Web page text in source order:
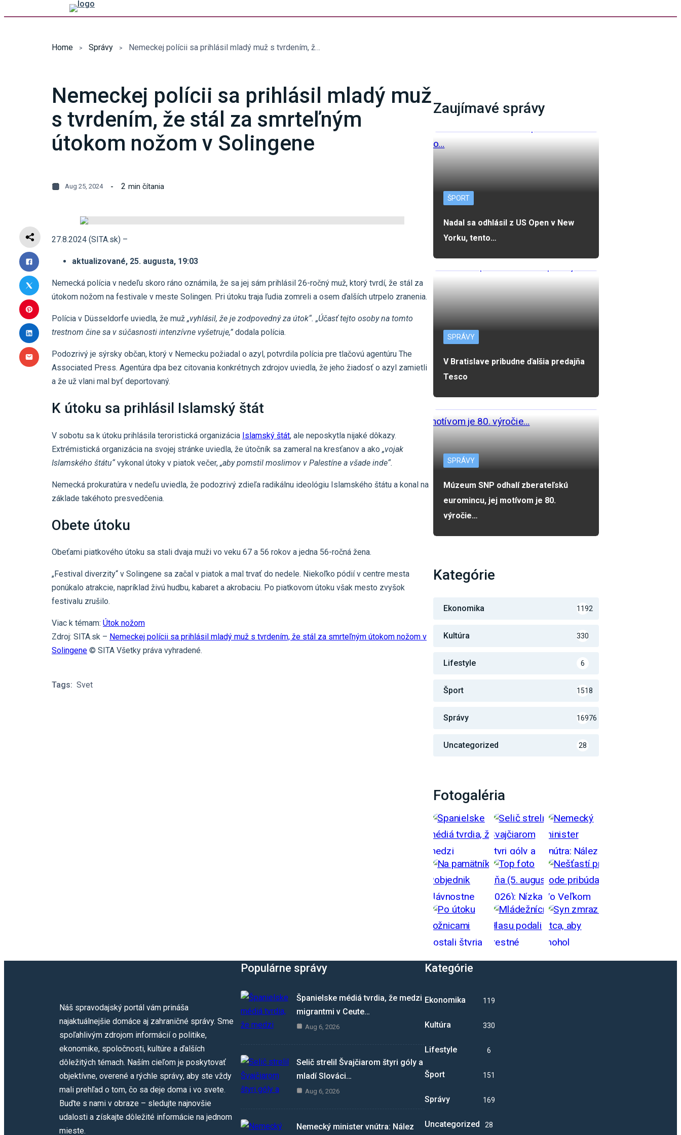
Home Správy Nemeckej polícii sa prihlásil mladý muž s tvrdením, že stál za smrteľným útokom nožom v Solingene
Nemeckej polícii sa prihlásil mladý muž
s tvrdením, že stál za smrteľným
útokom nožom v Solingene
Aug 25, 2024 2 min čítania
27.8.2024 (SITA.sk) –
aktualizované, 25. augusta, 19:03
Nemecká polícia v nedeľu skoro ráno oznámila, že sa jej sám prihlásil 26-ročný muž, ktorý tvrdí, že stál za
útokom nožom na festivale v meste Solingen. Pri útoku traja ľudia zomreli a osem ďalších utrpelo zranenia.
Polícia v Düsseldorfe uviedla, že muž „vyhlásil, že je zodpovedný za útok“. „Účasť tejto osoby na tomto
trestnom čine sa v súčasnosti intenzívne vyšetruje,” dodala polícia.
Podozrivý je sýrsky občan, ktorý v Nemecku požiadal o azyl, potvrdila polícia pre tlačovú agentúru The
Associated Press. Agentúra dpa bez citovania konkrétnych zdrojov uviedla, že jeho žiadosť o azyl zamietli
a že už vlani mal byť deportovaný.
K útoku sa prihlásil Islamský štát
V sobotu sa k útoku prihlásila teroristická organizácia Islamský štát, ale neposkytla nijaké dôkazy.
Extrémistická organizácia na svojej stránke uviedla, že útočník sa zameral na kresťanov a ako „vojak
Islamského štátu“vykonal útoky v piatok večer, „aby pomstil moslimov v Palestíne a všade inde“.
Nemecká prokuratúra v nedeľu uviedla, že podozrivý zdieľa radikálnu ideológiu Islamského štátu a konal na
základe takéhoto presvedčenia.
Obete útoku
Obeťami piatkového útoku sa stali dvaja muži vo veku 67 a 56 rokov a jedna 56-ročná žena.
„Festival diverzity“ v Solingene sa začal v piatok a mal trvať do nedele. Niekoľko pódií v centre mesta
ponúkalo atrakcie, napríklad živú hudbu, kabaret a akrobaciu. Po piatkovom útoku však mesto zvyšok
festivalu zrušilo.
Viac k témam: Útok nožom
Zdroj: SITA.sk – Nemeckej polícii sa prihlásil mladý muž s tvrdením, že stál za smrteľným útokom nožom v
Solingene © SITA Všetky práva vyhradené.
Tags: Svet
Zaujímavé správy
ŠPORT
Nadal sa odhlásil z US Open v New
Yorku, tento…
SPRÁVY
V Bratislave pribudne ďalšia predajňa
Tesco
SPRÁVY
Múzeum SNP odhalí zberateľskú
euromincu, jej motívom je 80.
výročie…
Kategórie
Ekonomika 1192
Kultúra 330
Lifestyle 6
Šport 1518
Správy 16976
Uncategorized 28
Fotogaléria
Náš spravodajský portál vám prináša
najaktuálnejšie domáce aj zahraničné správy. Sme
spoľahlivým zdrojom informácií o politike,
ekonomike, spoločnosti, kultúre a ďalších
dôležitých témach. Naším cieľom je poskytovať
objektívne, overené a rýchle správy, aby ste vždy
mali prehľad o tom, čo sa deje doma i vo svete.
Buďte s nami v obraze – sledujte najnovšie
udalosti a získajte dôležité informácie na jednom
mieste.
Populárne správy
Španielske médiá tvrdia, že medzi
migrantmi v Ceute…
Aug 6, 2026
Selič strelil Švajčiarom štyri góly a
mladí Slováci…
Aug 6, 2026
Nemecký minister vnútra: Nález
Kategórie
Ekonomika 1192
Kultúra 330
Lifestyle 6
Šport 1518
Správy 16976
Uncategorized 28